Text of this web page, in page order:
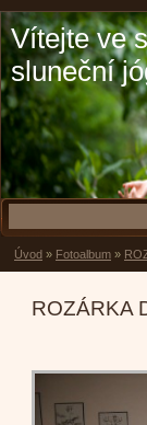
Vítejte ve
sluneční
Úvod » Fotoalbum »
ROZÁRKA